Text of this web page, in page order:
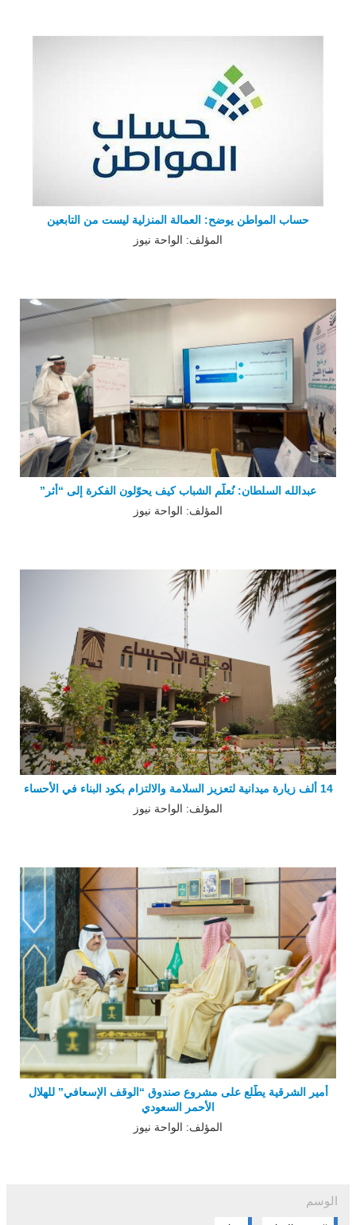
حساب المواطن يوضح: العمالة المنزلية ليست من التابعين
المؤلف: الواحة نيوز
عبدالله السلطان: نُعلّم الشباب كيف يحوّلون الفكرة إلى “أثر”
المؤلف: الواحة نيوز
14 ألف زيارة ميدانية لتعزيز السلامة والالتزام بكود البناء في الأحساء
المؤلف: الواحة نيوز
أمير الشرقية يطّلع على مشروع صندوق “الوقف الإسعافي” للهلال
الأحمر السعودي
المؤلف: الواحة نيوز
الوسم